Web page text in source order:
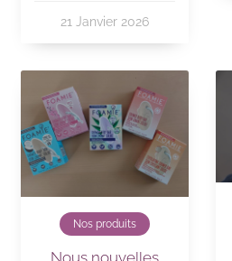
21 Janvier 2026
Nos produits
Nous nouvelles